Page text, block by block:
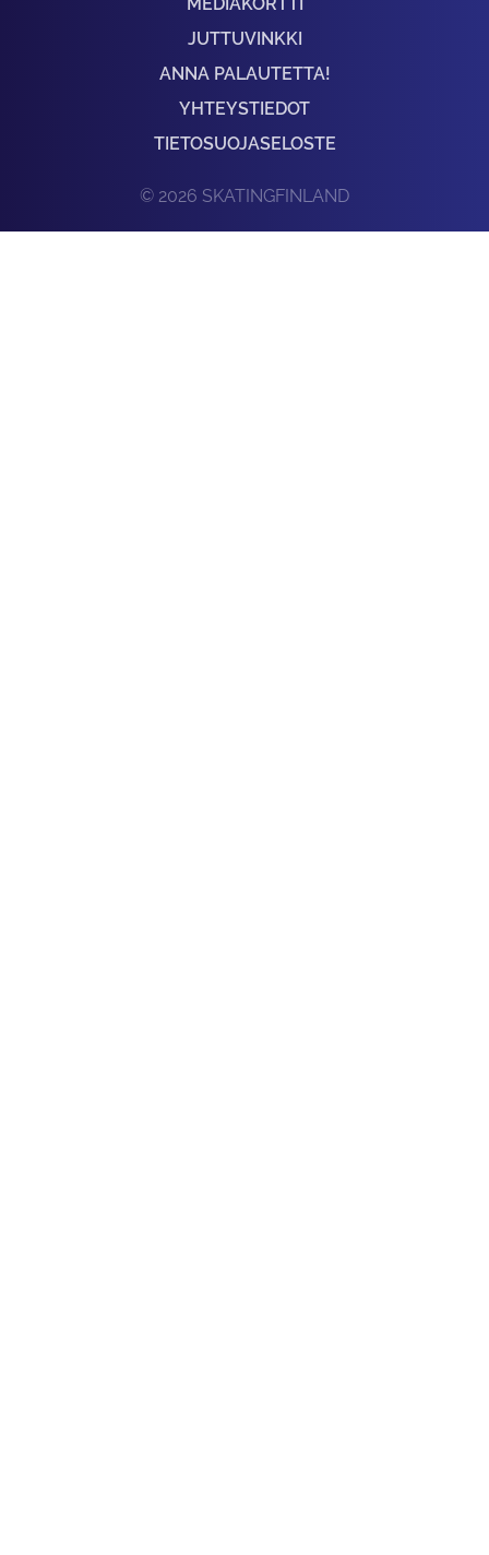
JUTTUVINKKI
ANNA PALAUTETTA!
YHTEYSTIEDOT
TIETOSUOJASELOSTE
© 2026 SKATINGFINLAND